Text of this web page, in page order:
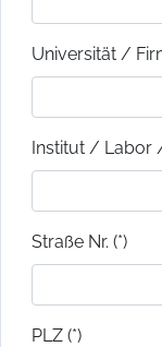
Universität /
Institut / Labor
Straße Nr. (*)
PLZ (*)